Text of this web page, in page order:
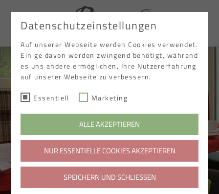
ENDatenschutzeinstellungen
Auf unserer Webseite werden Cookies verwendet.
Einige davon werden zwingend benötigt, während
es uns andere ermöglichen, Ihre Nutzererfahrung
auf unserer Webseite zu verbessern.
Essentiell Marketing
ALLE AKZEPTIEREN
NUR ESSENTIELLE COOKIES AKZEPTIEREN
SPEICHERN UND SCHLIESSEN